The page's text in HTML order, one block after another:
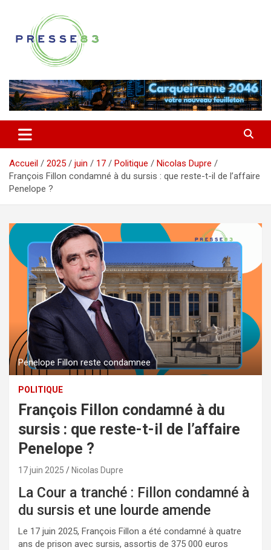
contenu
Presse 83
Accueil 2025 juin 17 Politique
Nicolas Dupre
François Fillon condamné à du sursis : que reste-t-il de l’affaire
Penelope ?
Penelope Fillon reste condamnee
POLITIQUE
François Fillon condamné à du
sursis : que reste-t-il de l’affaire
Penelope ?
17 juin 2025 Nicolas Dupre
La Cour a tranché : Fillon condamné à
du sursis et une lourde amende
Le 17 juin 2025, François Fillon a été condamné à quatre
ans de prison avec sursis, assortis de 375 000 euros